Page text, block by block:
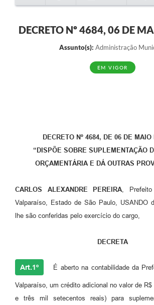
Transparência
Editais
Galeria de Fotos
Ouvidoria
Carta de Serviços
Galeria de Vídeos
Secretarias
DECRETO Nº 4684, 06 DE
Assunto(s): Administração
EM VIGOR
DECRETO Nº 4684, DE 06 DE MAIO
“DISPÕE SOBRE SUPLEMENTAÇÃO
ORÇAMENTÁRIA E DÁ OUTRAS
CARLOS ALEXANDRE PEREIRA ,
Valparaíso, Estado de São Paulo, USANDO
lhe são conferidas pelo exercício do cargo,
DECRETA
Art.1º É aberto na contabilidade da
Valparaíso, um crédito adicional no valor de
e três mil setecentos reais) para